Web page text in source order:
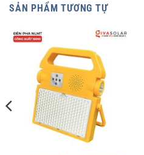
SẢN PHẨM TƯƠNG TỰ